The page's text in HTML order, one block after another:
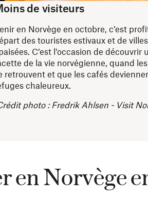
de visiteurs
en Norvège en octobre, c’est
des touristes estivaux et de
C’est l’occasion de découvrir
de la vie norvégienne, quand
retrouvent et que les cafés
chaleureux.
photo : Fredrik Ahlsen - Visit
en Norvège